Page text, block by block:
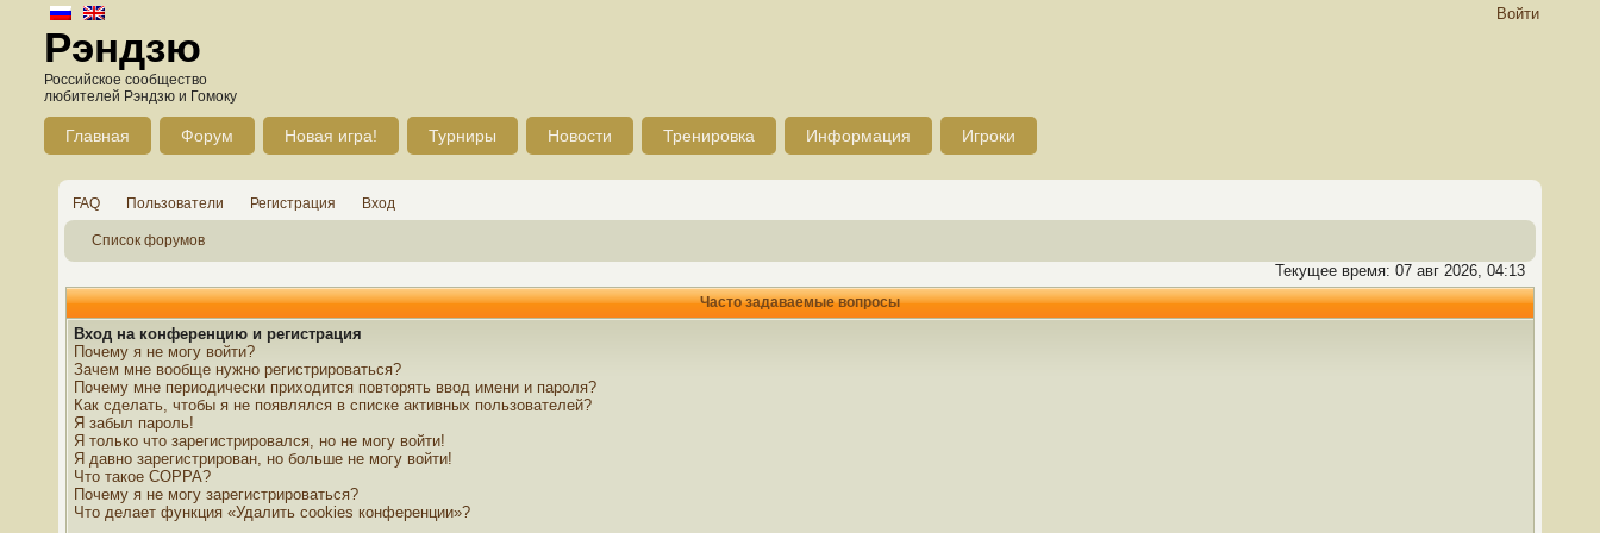
Войти
Рэндзю
Российское сообщество
любителей Рэндзю и Гомоку
Главная Форум Новая игра! Турниры Новости Тренировка Информация Игроки
FAQ Пользователи Регистрация Вход
Список форумов
Текущее время: 07 авг 2026, 04:13
Часто задаваемые вопросы
Вход на конференцию и регистрация
Почему я не могу войти?
Зачем мне вообще нужно регистрироваться?
Почему мне периодически приходится повторять ввод имени и пароля?
Как сделать, чтобы я не появлялся в списке активных пользователей?
Я забыл пароль!
Я только что зарегистрировался, но не могу войти!
Я давно зарегистрирован, но больше не могу войти!
Что такое COPPA?
Почему я не могу зарегистрироваться?
Что делает функция «Удалить cookies конференции»?